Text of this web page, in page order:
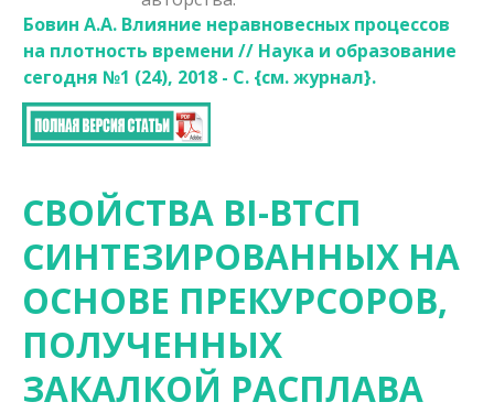
Бовин А.А. Влияние неравновесных процессов
на плотность времени // Наука и образование
сегодня №1 (24), 2018 - С. {см. журнал}.
СВОЙСТВА BI-ВТСП
СИНТЕЗИРОВАННЫХ НА
ОСНОВЕ ПРЕКУРСОРОВ,
ПОЛУЧЕННЫХ
ЗАКАЛКОЙ РАСПЛАВА